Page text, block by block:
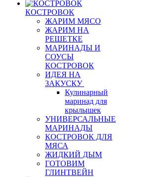
КОСТРОВОК
ЖАРИМ МЯСО
ЖАРИМ НА
РЕШЕТКЕ
МАРИНАДЫ И
СОУСЫ
КОСТРОВОК
ИДЕЯ НА
ЗАКУСКУ
Кулинарный
маринад для
крылышек
УНИВЕРСАЛЬНЫЕ
МАРИНАДЫ
КОСТРОВОК ДЛЯ
МЯСА
ЖИДКИЙ ДЫМ
ГОТОВИМ
ГЛИНТВЕЙН